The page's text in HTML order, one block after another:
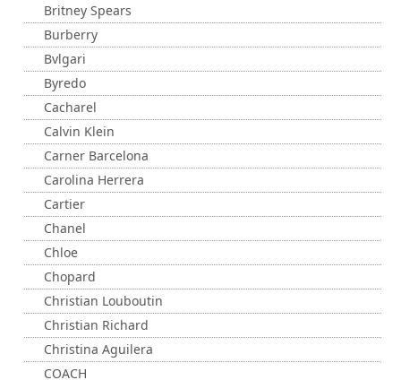
Britney Spears
Burberry
Bvlgari
Byredo
Cacharel
Calvin Klein
Carner Barcelona
Carolina Herrera
Cartier
Chanel
Chloe
Chopard
Christian Louboutin
Christian Richard
Christina Aguilera
COACH